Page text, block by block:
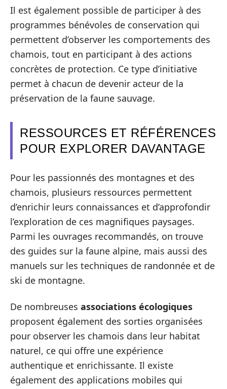
Il est également possible de participer à des
programmes bénévoles de conservation qui
permettent d’observer les comportements des
chamois, tout en participant à des actions
concrètes de protection. Ce type d’initiative
permet à chacun de devenir acteur de la
préservation de la faune sauvage.
RESSOURCES ET RÉFÉRENCES
POUR EXPLORER DAVANTAGE
Pour les passionnés des montagnes et des
chamois, plusieurs ressources permettent
d’enrichir leurs connaissances et d’approfondir
l’exploration de ces magnifiques paysages.
Parmi les ouvrages recommandés, on trouve
des guides sur la faune alpine, mais aussi des
manuels sur les techniques de randonnée et de
ski de montagne.
De nombreuses associations écologiques
proposent également des sorties organisées
pour observer les chamois dans leur habitat
naturel, ce qui offre une expérience
authentique et enrichissante. Il existe
également des applications mobiles qui